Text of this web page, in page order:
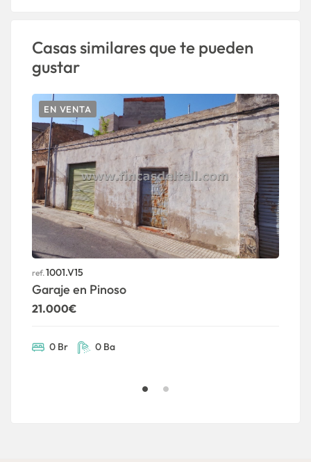
Casas similares que te pueden
gustar
EN VENTA
ref.1001.V15
Garaje en Pinoso
21.000€
0 Br 0 Ba